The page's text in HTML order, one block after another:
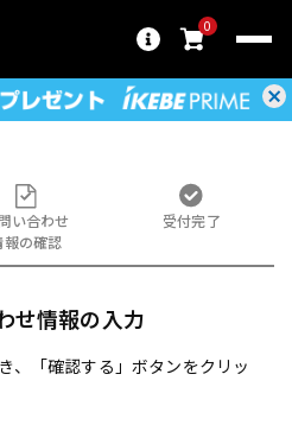
0
い合わせ
報の確認
受付完了
せ情報の入力
、「確認する」ボタンをクリッ